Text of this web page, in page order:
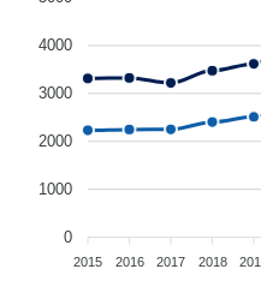
4000
3000
2000
1000
0
2015 2016 2017 2018